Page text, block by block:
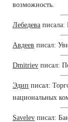
возможность.
Лебедева писала:
Авдеев писал:
Dmitriev писал:
Эдип писал:
национальных
Savelev писал: